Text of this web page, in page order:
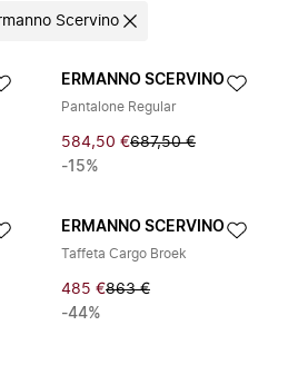
Scervino
ERMANNO SCERVINO
Pantalone Regular
584,50 €687,50 €
-15%
ERMANNO SCERVINO
Taffeta Cargo Broek
485 €863 €
-44%